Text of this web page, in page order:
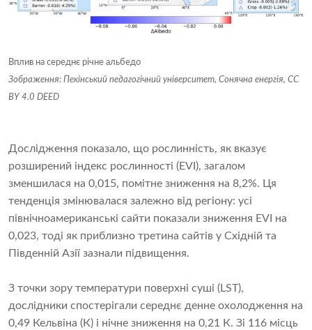
Вплив на середнє річне альбедо
Зображення: Пекінський педагогічний університет, Сонячна енергія, CC
BY 4.0 DEED
Дослідження показало, що рослинність, як вказує
розширений індекс рослинності (EVI), загалом
зменшилася на 0,015, помітне зниження на 8,2%. Ця
тенденція змінювалася залежно від регіону: усі
північноамериканські сайти показали зниження EVI на
0,023, тоді як приблизно третина сайтів у Східній та
Південній Азії зазнали підвищення.
З точки зору температури поверхні суші (LST),
дослідники спостерігали середнє денне охолодження на
0,49 Кельвіна (К) і нічне зниження на 0,21 К. Зі 116 місць